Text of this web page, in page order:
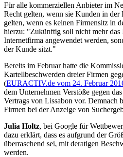
Für alle kommerziellen Anbieter im
Recht gelten, wenn sie Kunden in der
gelten, wenn es keinen Firmensitz in
hierzu: "Zukünftig soll nicht mehr das
Internetfirma angewendet werden,
der Kunde sitzt."
Bereits im Februar hatte die
Kartellbeschwerden dreier Firmen
(EURACTIV.de vom 24. Februar
dem Unternehmen Verstöße gegen
Vertrags von Lissabon vor. Demnach
Firmen bei der Anzeige von
Julia Holtz, bei Google für
dazu erklärt, dass es aufgrund der
überraschend sei, mit deratigen
werden.